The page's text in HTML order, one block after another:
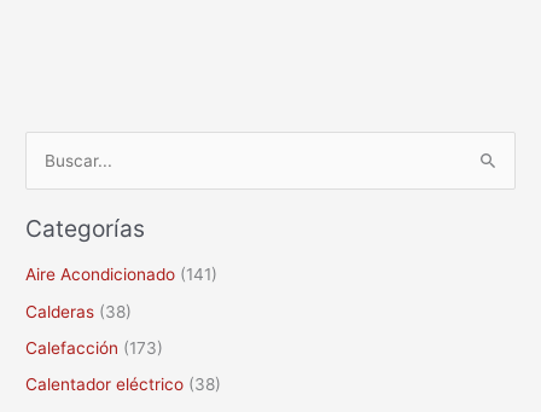
s
o
Categorías
Aire Acondicionado (141)
Calderas (38)
Calefacción (173)
Calentador eléctrico (38)